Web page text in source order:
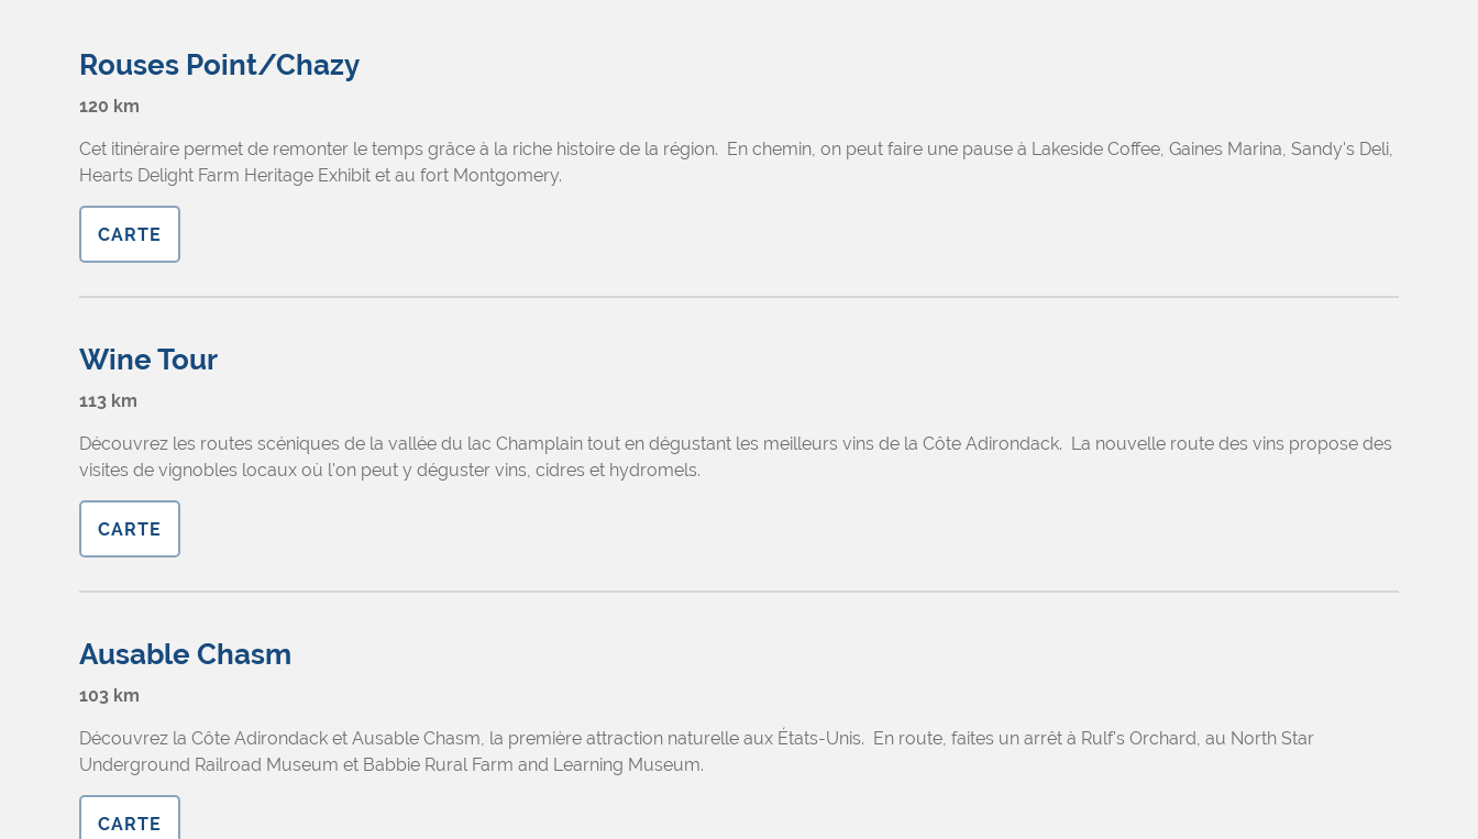
Rouses Point/Chazy
120 km
Cet itinéraire permet de remonter le temps grâce à la riche histoire de la région. En chemin, on peut faire une pause à Lakeside Coffee, Gaines Marina, Sandy's Deli,
Hearts Delight Farm Heritage Exhibit et au fort Montgomery.
CARTE
Wine Tour
113 km
Découvrez les routes scéniques de la vallée du lac Champlain tout en dégustant les meilleurs vins de la Côte Adirondack. La nouvelle route des vins propose des
visites de vignobles locaux où l'on peut y déguster vins, cidres et hydromels.
CARTE
Ausable Chasm
103 km
Découvrez la Côte Adirondack et Ausable Chasm, la première attraction naturelle aux États-Unis. En route, faites un arrêt à Rulf's Orchard, au North Star
Underground Railroad Museum et Babbie Rural Farm and Learning Museum.
CARTE